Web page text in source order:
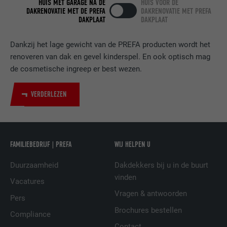
Dankzij het lage gewicht van de PREFA producten wordt het
renoveren van dak en gevel kinderspel. En ook optisch mag
de cosmetische ingreep er best wezen.
VERDERLEZEN
HUIS MET GARAGE NA DE
DAKRENOVATIE MET DE PREFA
DAKPLAAT
HUIS VOOR DE
DAKRENOVATIE MET PREFA
DAKPLAAT
FAMILIEBEDRIJF | PREFA
Duurzaamheid
Vacatures
Pers
Compliance
WIJ HELPEN U
Dakdekkers bij u in de buurt
vinden
Vragen & antwoorden
Brochures bestellen
DOEL
LinkedIn voor het volgen van het gebruik
van ingebedde diensten.
NAAM bscookie
Gebruikt door de socialnetworking-dienst
van ingebedde diensten.
NAAM UserMatchHistory